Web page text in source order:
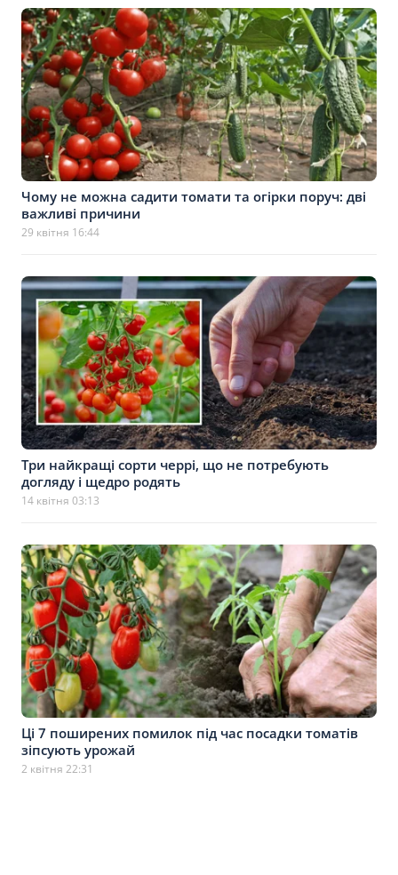
Чому не можна садити томати та огірки поруч: дві
важливі причини
29 квітня 16:44
Три найкращі сорти черрі, що не потребують
догляду і щедро родять
14 квітня 03:13
Ці 7 поширених помилок під час посадки томатів
зіпсують урожай
2 квітня 22:31